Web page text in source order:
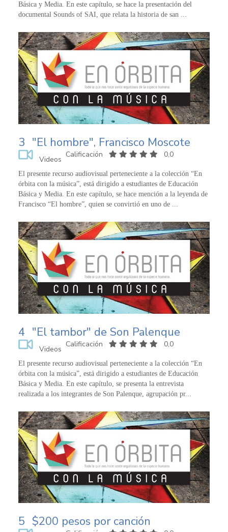
Básica y Media. En este capítulo, se hace la presentación del
documental Sounds of SAI, que relata la historia de san ...
3 "El hombre", Francisco Moscote
Videos
Calificación 0,0
El presente recurso audiovisual perteneciente a la colección “En
órbita con la música”, está dirigido a estudiantes de Educación
Básica y Media. En este capítulo, se hace mención a la leyenda de
Francisco “El hombre”, quien se convirtió en uno de ...
4 "El tambor" de Son Palenque
Videos
Calificación 0,0
El presente recurso audiovisual perteneciente a la colección “En
órbita con la música”, está dirigido a estudiantes de Educación
Básica y Media. En este capítulo, se presenta la entrevista
realizada a los integrantes de Son Palenque, agrupación pr...
5 $200 pesos por canción